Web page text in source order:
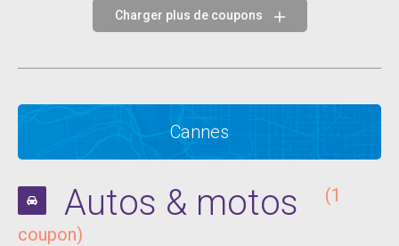
Charger plus de coupons
Cannes
Autos & motos
(1
coupon)